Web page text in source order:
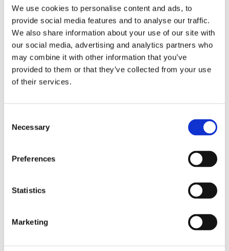
We use cookies to personalise content and ads, to
provide social media features and to analyse our traffic.
We also share information about your use of our site with
our social media, advertising and analytics partners who
may combine it with other information that you’ve
provided to them or that they’ve collected from your use
of their services.
Selection
Necessary
Preferences
Statistics
Marketing
rapporti tra surrogazione legale e